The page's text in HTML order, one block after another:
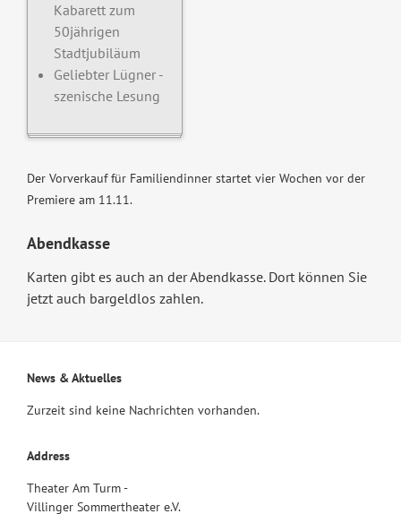
Kabarett zum
50jährigen
Stadtjubiläum
Geliebter Lügner -
szenische Lesung
Der Vorverkauf für Familiendinner startet vier Wochen vor der
Premiere am 11.11.
Abendkasse
Karten gibt es auch an der Abendkasse. Dort können Sie
jetzt auch bargeldlos zahlen.
News & Aktuelles
Zurzeit sind keine Nachrichten vorhanden.
Address
Theater Am Turm -
Villinger Sommertheater e.V.